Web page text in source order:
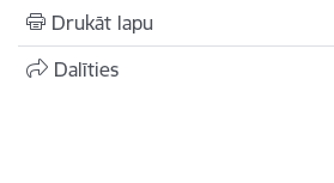
Drukāt lapu
Dalīties